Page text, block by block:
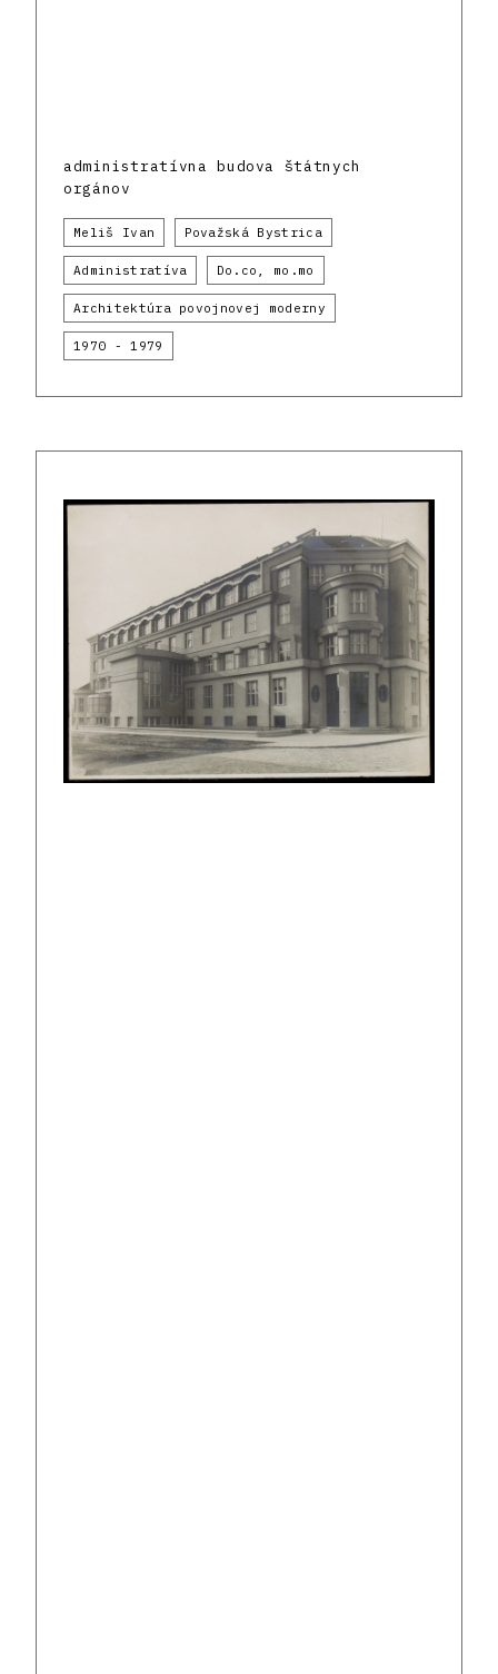
administratívna budova štátnych
orgánov
Meliš Ivan Považská Bystrica
Administratíva Do.co, mo.mo
Architektúra povojnovej moderny
1970 - 1979